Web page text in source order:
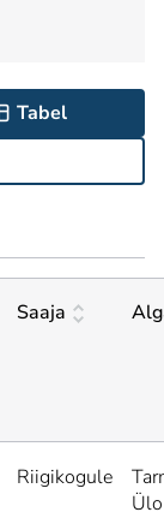
Tabel
Saaja
Riigikogule